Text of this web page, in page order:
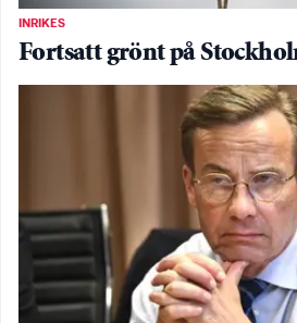
INRIKES
Fortsatt grönt på